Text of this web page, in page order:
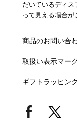
だいているディス
って見える場合が
商品のお問い合
取扱い表示マー
ギフトラッピン